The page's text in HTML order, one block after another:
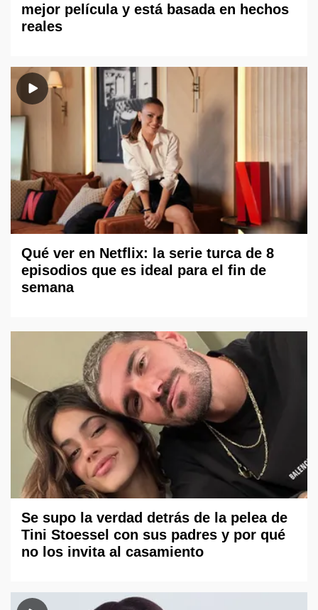
mejor película y está basada en hechos
reales
Qué ver en Netflix: la serie turca de 8
episodios que es ideal para el fin de
semana
Se supo la verdad detrás de la pelea de
Tini Stoessel con sus padres y por qué
no los invita al casamiento